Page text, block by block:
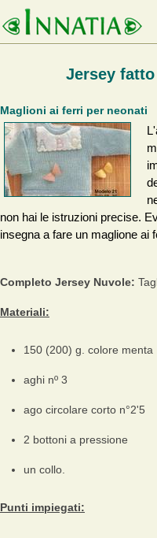
Jersey
Maglioni ai ferri per neonati
non hai le istruzioni precise.
insegna a fare un maglione ai
Completo Jersey Nuvole:
Materiali:
150 (200) g. colore menta
aghi nº 3
ago circolare corto n°2'5
2 bottoni a pressione
un collo.
Punti impiegati: